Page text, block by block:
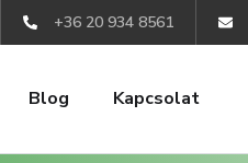
+36 20 934 8561
Blog Kapcsolat